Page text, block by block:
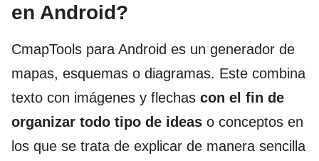
en Android?
CmapTools para Android es un generador de
mapas, esquemas o diagramas. Este combina
texto con imágenes y flechas con el fin de
organizar todo tipo de ideas o conceptos en
los que se trata de explicar de manera sencilla